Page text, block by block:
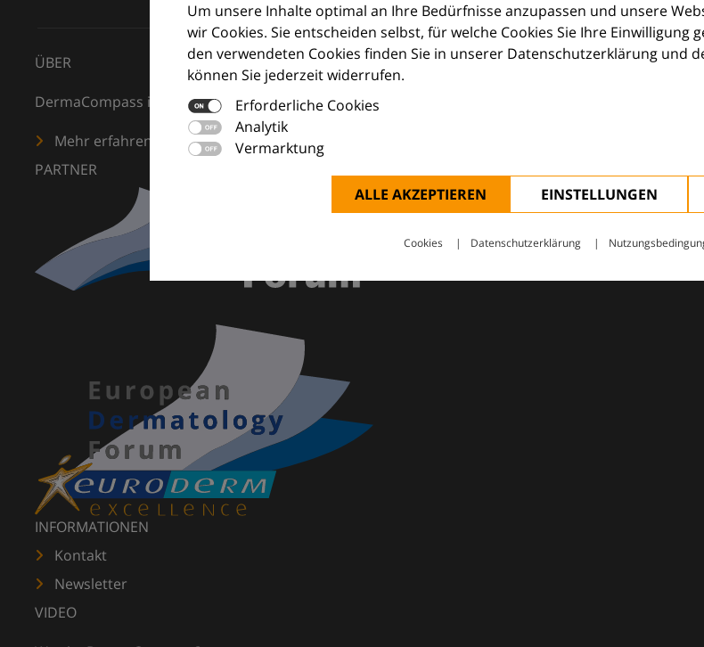
Um unsere Inhalte optimal an Ihre Bedürfnisse anzupassen und unsere
wir Cookies. Sie entscheiden selbst, für welche Cookies Sie Ihre
den verwendeten Cookies finden Sie in unserer Datenschutzerklärung und
können Sie jederzeit widerrufen.
Erforderliche Cookies
Analytik
Vermarktung
ALLE AKZEPTIEREN EINSTELLUNGEN
Cookies Datenschutzerklärung
ÜBER
DermaCompass ist Ihr digitaler Kompass für die Dermatologie – mit Wissen, Bildern und
Mehr erfahren
PARTNER
INFORMATIONEN
Kontakt
Newsletter
VIDEO